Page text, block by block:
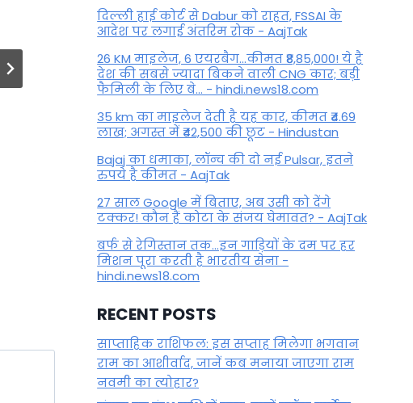
Aaj Ka Panchang: आज का
पंचांग, 22 दिसंबर 2025, सोमवार
ByysduevcTY9 December 22, 2025
दिल्ली हाई कोर्ट से Dabur को राहत, FSSAI के
आदेश पर लगाई अंतरिम रोक - AajTak
26 KM माइलेज, 6 एयरबैग...कीमत ₹8,85,000! ये है
देश की सबसे ज्यादा बिकने वाली CNG कार; बड़ी
फैमिली के लिए बे... - hindi.news18.com
35 km का माइलेज देती है यह कार, कीमत ₹4.69
लाख; अगस्त में ₹42,500 की छूट - Hindustan
Bajaj का धमाका, लॉन्च की दो नई Pulsar, इतने
रुपये है कीमत - AajTak
27 साल Google में बिताए, अब उसी को देंगे
टक्कर! कौन हैं कोटा के संजय घेमावत? - AajTak
बर्फ से रेगिस्तान तक...इन गाड़ियों के दम पर हर
मिशन पूरा करती है भारतीय सेना -
hindi.news18.com
RECENT POSTS
साप्ताहिक राशिफल: इस सप्ताह मिलेगा भगवान
राम का आशीर्वाद, जानें कब मनाया जाएगा राम
नवमी का त्योहार?